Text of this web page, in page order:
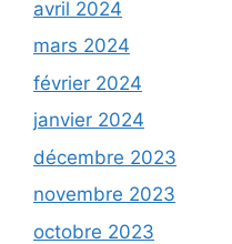
avril 2024
mars 2024
février 2024
janvier 2024
décembre 2023
novembre 2023
octobre 2023